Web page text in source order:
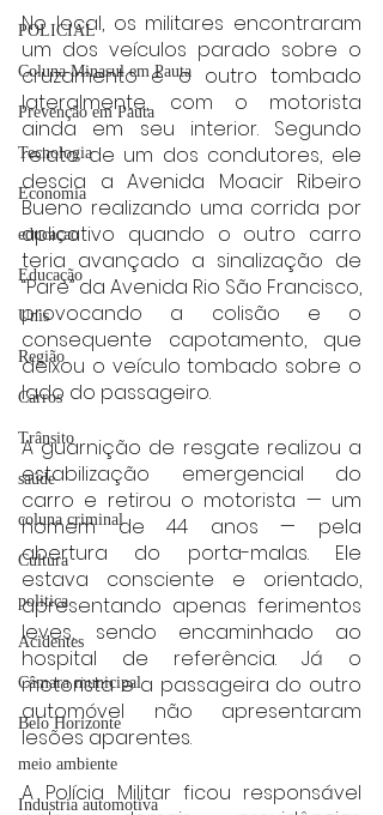
POLICIAL
Coluna Minasul em Pauta
Prevenção em Pauta
Tecnologia
Economia
educaçao
Educação
Unis
Região
Carros
Trânsito
saúde
coluna criminal
Cultura
politica
Acidentes
Câmara municipal
Belo Horizonte
meio ambiente
Industria automotiva
No local, os militares encontraram
um dos veículos parado sobre o
cruzamento e o outro tombado
lateralmente, com o motorista
ainda em seu interior. Segundo
relato de um dos condutores, ele
descia a Avenida Moacir Ribeiro
Bueno realizando uma corrida por
aplicativo quando o outro carro
teria avançado a sinalização de
“Pare” da Avenida Rio São Francisco,
provocando a colisão e o
consequente capotamento, que
deixou o veículo tombado sobre o
lado do passageiro.
A guarnição de resgate realizou a
estabilização emergencial do
carro e retirou o motorista — um
homem de 44 anos — pela
abertura do porta-malas. Ele
estava consciente e orientado,
apresentando apenas ferimentos
leves, sendo encaminhado ao
hospital de referência. Já o
motorista e a passageira do outro
automóvel não apresentaram
lesões aparentes.
A Polícia Militar ficou responsável